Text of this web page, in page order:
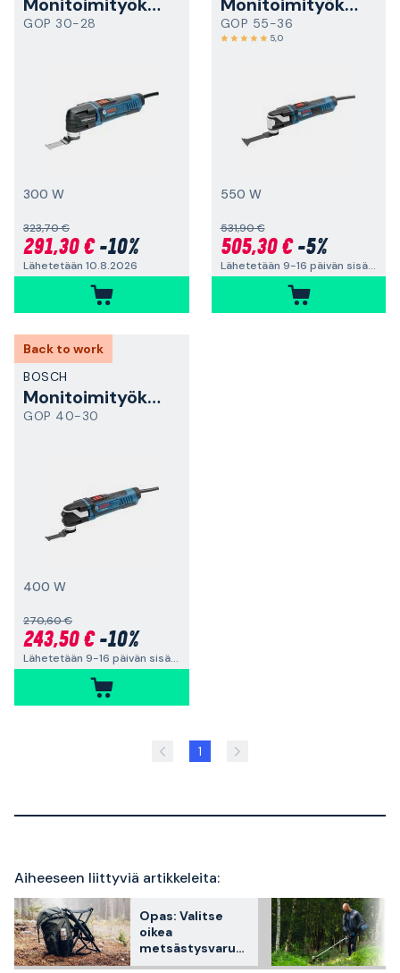
GOP 30-28
300 W
323,70 €
291,30 €-10%
Lähetetään 10.8.2026
GOP 55-36
5,0
550 W
531,90 €
505,30 €-5%
Lähetetään 9-16 päivän sisällä
Back to work
BOSCH
Monitoimityökalu
GOP 40-30
400 W
270,60 €
243,50 €-10%
Lähetetään 9-16 päivän sisällä
1
Aiheeseen liittyviä artikkeleita:
Opas: Valitse
oikea
metsästysvarust
us: 9 asiaa, joita